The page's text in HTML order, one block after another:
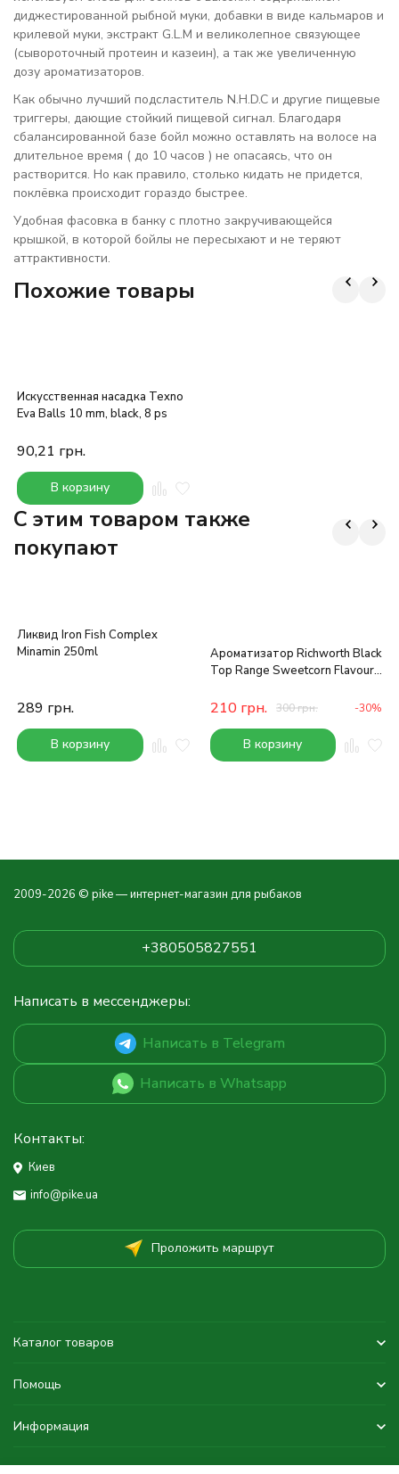
диджестированной рыбной муки, добавки в виде кальмаров и
крилевой муки, экстракт G.L.M и великолепное связующее
(сывороточный протеин и казеин), а так же увеличенную
дозу ароматизаторов.
Как обычно лучший подсластитель N.H.D.C и другие пищевые
триггеры, дающие стойкий пищевой сигнал. Благодаря
сбалансированной базе бойл можно оставлять на волосе на
длительное время ( до 10 часов ) не опасаясь, что он
растворится. Но как правило, столько кидать не придется,
поклёвка происходит гораздо быстрее.
Удобная фасовка в банку с плотно закручивающейся
крышкой, в которой бойлы не пересыхают и не теряют
аттрактивности.
Похожие товары
Искусственная насадка Texno
Eva Balls 10 mm, black, 8 ps
90,21 грн.
В корзину
C этим товаром также
покупают
Ликвид Iron Fish Complex
Minamin 250ml
289 грн.
В корзину
Ароматизатор Richworth Black
Top Range Sweetcorn Flavour
210 грн. 300грн. -30%
В корзину
2009-2026 © pike — интернет-магазин для рыбаков
+380505827551
Написать в мессенджеры:
Написать в Telegram
Написать в Whatsapp
Контакты:
Киев
info@pike.ua
Проложить маршрут
Каталог товаров
Помощь
Информация